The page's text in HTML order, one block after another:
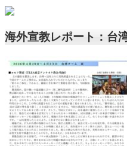
海外宣教レポート：台